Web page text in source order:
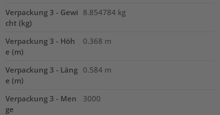
Verpackung 3 - Gewi
cht (kg)
8.854784 kg
Verpackung 3 - Höh
e (m)
0.368 m
Verpackung 3 - Läng
e (m)
0.584 m
Verpackung 3 - Men
ge
3000